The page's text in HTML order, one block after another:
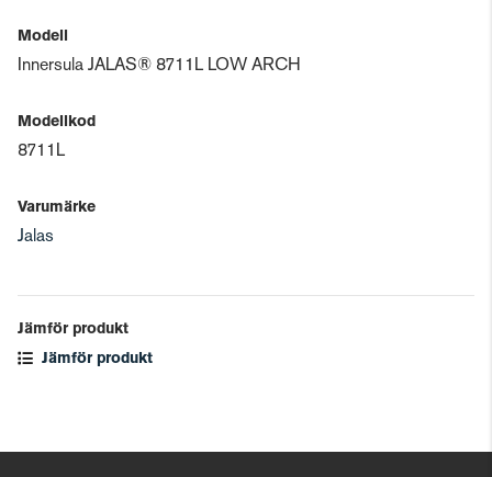
Modell
Innersula JALAS® 8711L LOW ARCH
Modellkod
8711L
Varumärke
Jalas
Jämför produkt
Jämför produkt